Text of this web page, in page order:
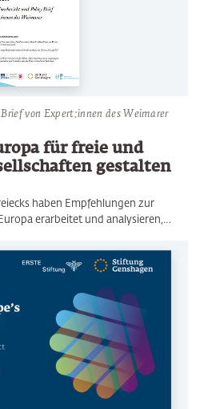
von Expert:innen des Weimarer
für freie und
gestalten
haben Empfehlungen zur
erarbeitet und analysieren,…